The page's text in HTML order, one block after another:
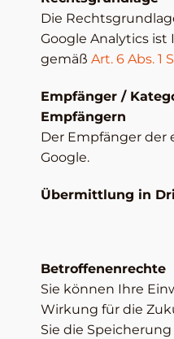
Die
Google Analytics
gemäß Art. 6 Abs. 1
Empfänger /
Empfängern
Der Empfänger der
Google.
Übermittlung in
Betroffenenrechte
Sie können Ihre
Wirkung für die
Sie die